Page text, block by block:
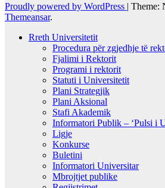
Proudly powered by WordPress | Theme:
Themeansar.
Rreth Universitetit
Procedura për zgjedhje të
Fjalimi i Rektorit
Programi i rektorit
Statuti i Universitetit
Plani Strategjik
Plani Aksional
Stafi Akademik
Informatori Publik – ‘Pulsi i
Ligje
Konkurse
Buletini
Informatori Universitar
Mbrojtjet publike